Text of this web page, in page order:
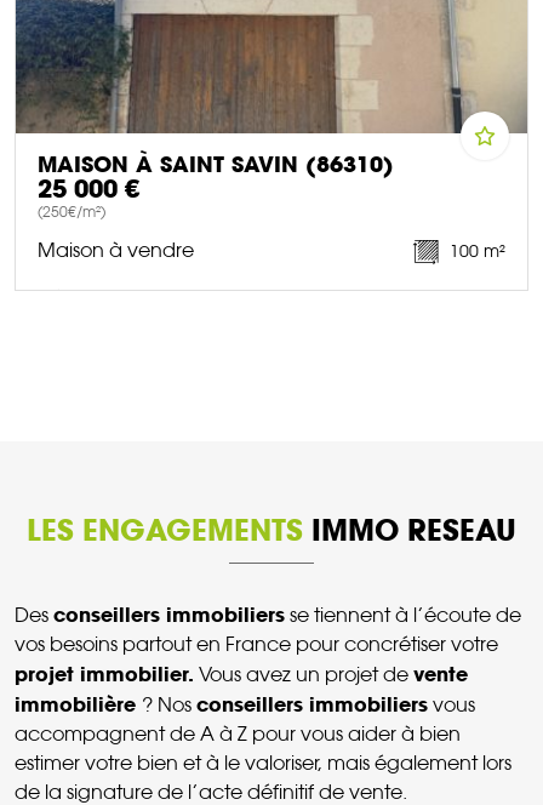
MAISON À SAINT SAVIN (86310)
25 000 €
(250€/m²)
Maison à vendre 100 m²
LES ENGAGEMENTS IMMO RESEAU
Des conseillers immobiliers se tiennent à l’écoute de
vos besoins partout en France pour concrétiser votre
projet immobilier. Vous avez un projet de vente
immobilière ? Nos conseillers immobiliers vous
accompagnent de A à Z pour vous aider à bien
estimer votre bien et à le valoriser, mais également lors
de la signature de l’acte définitif de vente.